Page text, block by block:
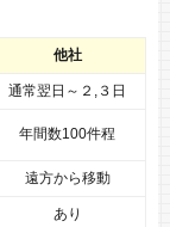
他社
通常翌日～２,３日
年間数100件程
遠方から移動
あり